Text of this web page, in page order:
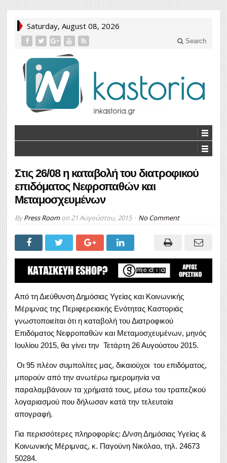
Saturday, August 08, 2026
Search
Στις 26/08 η καταβολή του διατροφικού
επιδόματος Νεφροπαθών και
Μεταμοσχευμένων
ByPress Roomon 21 Αυγούστου, 2015 No Comment
Από τη Διεύθυνση Δημόσιας Υγείας και Κοινωνικής
Μέριμνας της Περιφερειακής Ενότητας Καστοριάς
γνωστοποιείται ότι η καταβολή του Διατροφικού
Επιδόματος Νεφροπαθών και Μεταμοσχευμένων, μηνός
Ιουλίου 2015, θα γίνει την Τετάρτη 26 Αυγούστου 2015.
Οι 95 πλέον συμπολίτες μας, δικαιούχοι του επιδόματος,
μπορούν από την ανωτέρω ημερομηνία να
παραλαμβάνουν τα χρήματά τους, μέσω του τραπεζικού
λογαριασμού που δήλωσαν κατά την τελευταία
απογραφή.
Για περισσότερες πληροφορίες: Δ/νση Δημόσιας Υγείας &
Κοινωνικής Μέριμνας, κ. Παγούνη Νικόλαο, τηλ. 24673
50284.